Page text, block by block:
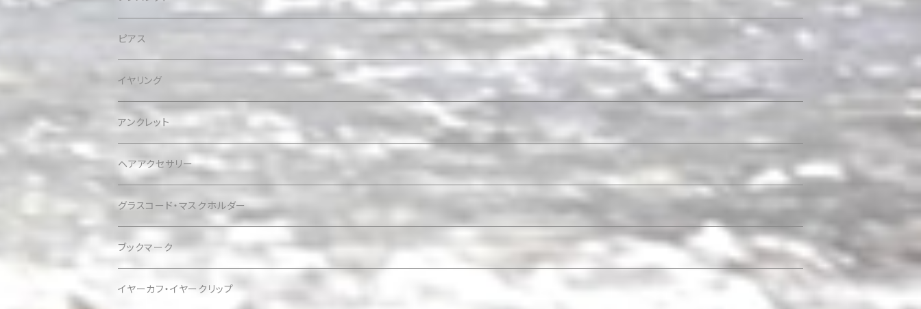
ピアス
イヤリング
アンクレット
ヘアアクセサリー
グラスコード・マスクホルダー
ブックマーク
イヤーカフ・イヤークリップ